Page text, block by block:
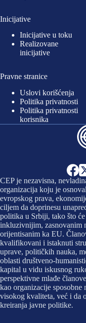
Inicijative
Inicijative u toku
Realizovane
inicijative
Pravne stranice
Uslovi korišćenja
Politika privatnosti
Politika privatnosti
korisnika
CEP je nezavisna,
organizacija koju je
evropskog prava,
ciljem da doprinesu
politika u Srbiji, tako što
inkluzivnijim, zasnovanim
orijentisanim ka EU.
kvalifikovani i istaknuti
uprave, političkih nauka,
oblasti društveno-
kapital u vidu iskusnog
perspektivne mlađe
kao organizacije sposobne
visokog kvaliteta, već i da
kreiranja javne politike.